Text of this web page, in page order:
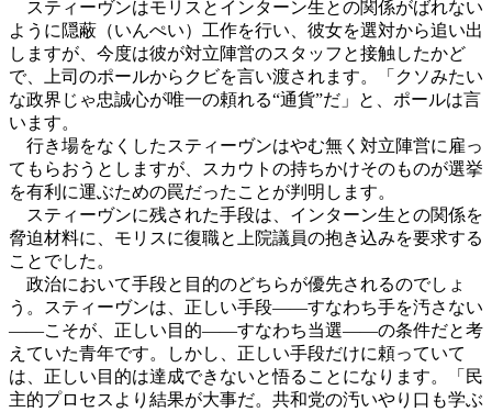
スティーヴンはモリスとインターン生との関係がばれない
ように隠蔽（いんぺい）工作を行い、彼女を選対から追い出
しますが、今度は彼が対立陣営のスタッフと接触したかど
で、上司のポールからクビを言い渡されます。「クソみたい
な政界じゃ忠誠心が唯一の頼れる“通貨”だ」と、ポールは言
います。
行き場をなくしたスティーヴンはやむ無く対立陣営に雇っ
てもらおうとしますが、スカウトの持ちかけそのものが選挙
を有利に運ぶための罠だったことが判明します。
スティーヴンに残された手段は、インターン生との関係を
脅迫材料に、モリスに復職と上院議員の抱き込みを要求する
ことでした。
政治において手段と目的のどちらが優先されるのでしょ
う。スティーヴンは、正しい手段――すなわち手を汚さない
――こそが、正しい目的――すなわち当選――の条件だと考
えていた青年です。しかし、正しい手段だけに頼っていて
は、正しい目的は達成できないと悟ることになります。「民
主的プロセスより結果が大事だ。共和党の汚いやり口も学ぶ